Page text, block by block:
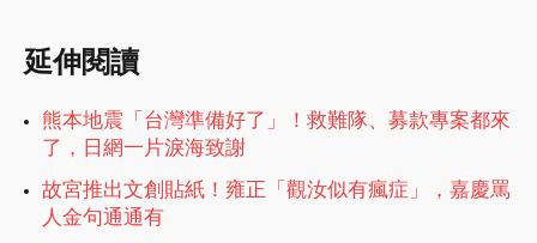
延伸閱讀
熊本地震「台灣準備好了」！救難隊、募款專案都來
了，日網一片淚海致謝
故宮推出文創貼紙！雍正「觀汝似有瘋症」，嘉慶罵
人金句通通有